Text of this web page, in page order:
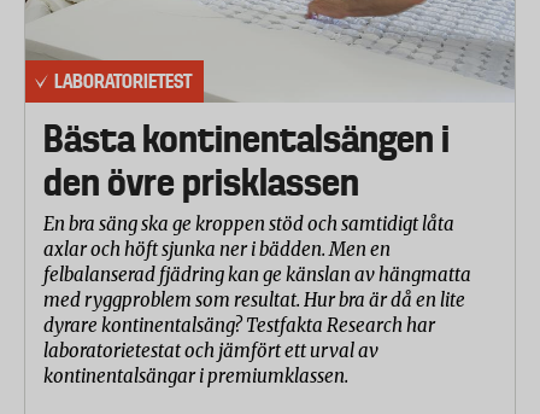
LABORATORIETEST
Bästa kontinentalsängen i
den övre prisklassen
En bra säng ska ge kroppen stöd och samtidigt låta
axlar och höft sjunka ner i bädden. Men en
felbalanserad fjädring kan ge känslan av hängmatta
med ryggproblem som resultat. Hur bra är då en lite
dyrare kontinentalsäng? Testfakta Research har
laboratorietestat och jämfört ett urval av
kontinentalsängar i premiumklassen.